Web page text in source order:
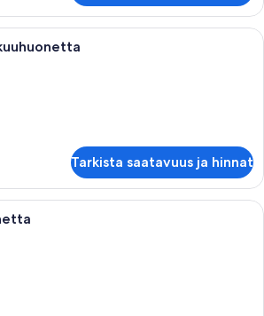
Moderni hotellihuone, jossa on
Tarkista saatavuus ja hinnat
Moderni hotellihuone, jossa on